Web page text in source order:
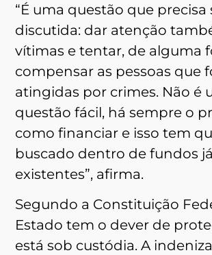
“É uma questão que precisa
discutida: dar atenção
vítimas e tentar, de alguma
compensar as pessoas que
atingidas por crimes. Não é
questão fácil, há sempre o
como financiar e isso tem
buscado dentro de fundos já
existentes”, afirma.
Segundo a Constituição
Estado tem o dever de
está sob custódia. A